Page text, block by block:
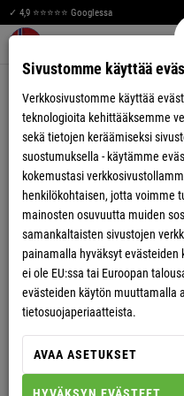
✓ 4,9 ⭐⭐⭐⭐⭐ Googlessa
TASKU
UNISEX
LAUKKU OHIO
Sivustomme käyttää
Verkkosivustomme käyttää
teknologioita kehittääksemme
sekä tietojen keräämiseksi
suostumuksella - käytämme
kokemustasi
henkilökohtaisen, jotta voimme
mainosten osuvuutta muiden
samankaltaisten sivustojen
painamalla hyväksyt evästeiden
ei ole EU:ssa tai Euroopan
evästeiden käytön muuttamalla
tietosuojaperiaatteista.
AVAA ASETUKSET